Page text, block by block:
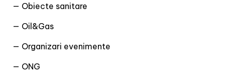
— Obiecte sanitare
— Oil&Gas
— Organizari evenimente
— ONG